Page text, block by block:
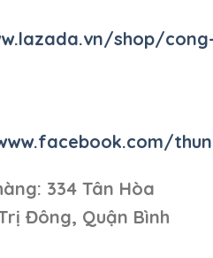
shop/
334 Tân Hòa
Đông, Quận Bình